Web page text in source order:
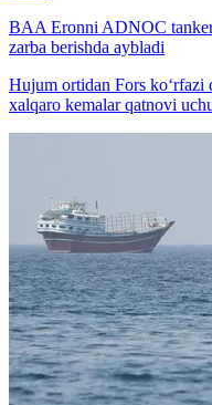
BAA Eronni ADNOC
zarba berishda aybladi
Hujum ortidan Fors ko‘rfazi
xalqaro kemalar qatnovi